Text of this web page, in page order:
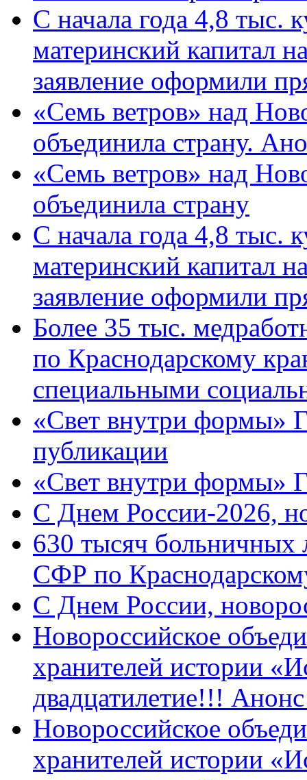
С начала года 4,8 тыс.
материнский капитал
заявление оформили
«Семь ветров» над
объединила страну.
«Семь ветров» над
объединила страну
С начала года 4,8 тыс.
материнский капитал
заявление оформили
Более 35 тыс.
по Краснодарскому
специальными
«Свет внутри формы»
публикации
«Свет внутри формы»
C Днем России-2026,
630 тысяч больничных
СФР по
C Днем России,
Новороссийское
хранителей истории
двадцатилетие!!!
Новороссийское
хранителей истории